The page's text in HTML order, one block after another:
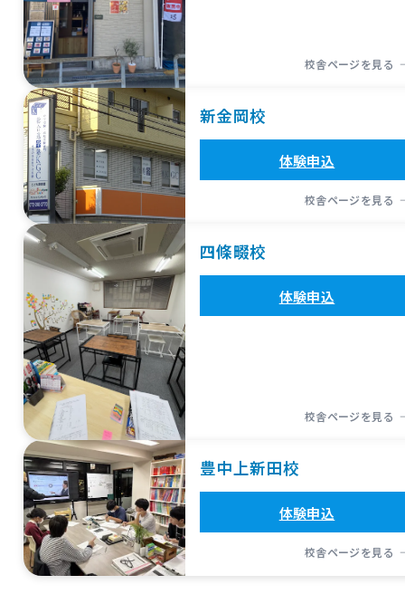
校舎ページを見る
新金岡校
体験申込
校舎ページを見る
四條畷校
体験申込
校舎ページを見る
豊中上新田校
体験申込
校舎ページを見る